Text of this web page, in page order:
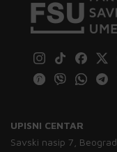
UPISNI CENTAR
Savski nasip 7, Beograd